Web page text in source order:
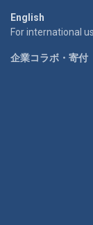
English
For international
企業コラボ・寄付